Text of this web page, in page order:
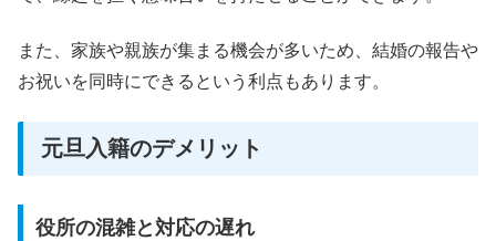
また、家族や親族が集まる機会が多いため、結婚の報告や
お祝いを同時にできるという利点もあります。
元旦入籍のデメリット
役所の混雑と対応の遅れ